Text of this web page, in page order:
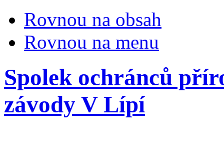
Rovnou na obsah
Rovnou na menu
Spolek ochránců
závody V Lípí